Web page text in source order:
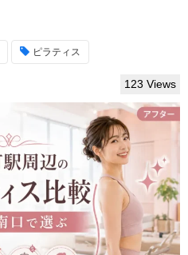
ピラティス
123 Views